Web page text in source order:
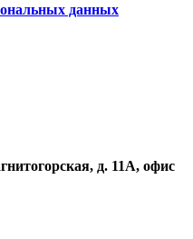
данных
д. 11А, офис